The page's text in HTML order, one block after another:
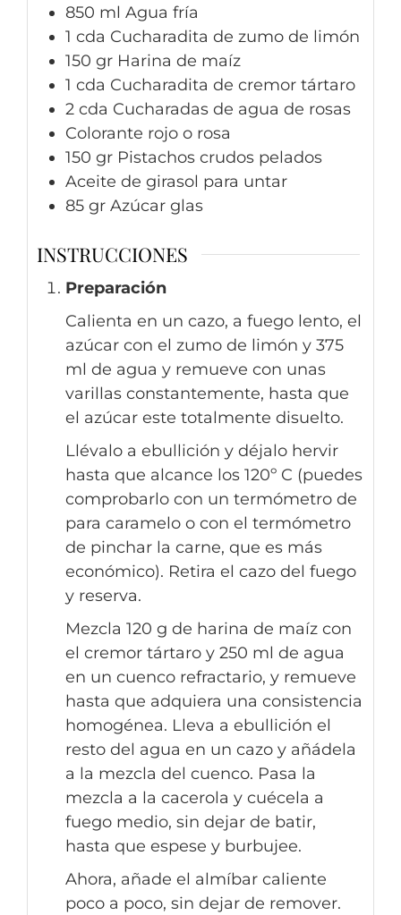
850 ml Agua fría
1 cda Cucharadita de zumo de limón
150 gr Harina de maíz
1 cda Cucharadita de cremor tártaro
2 cda Cucharadas de agua de rosas
Colorante rojo o rosa
150 gr Pistachos crudos pelados
Aceite de girasol para untar
85 gr Azúcar glas
INSTRUCCIONES
Preparación
Calienta en un cazo, a fuego lento, el
azúcar con el zumo de limón y 375
ml de agua y remueve con unas
varillas constantemente, hasta que
el azúcar este totalmente disuelto.
Llévalo a ebullición y déjalo hervir
hasta que alcance los 120º C (puedes
comprobarlo con un termómetro de
para caramelo o con el termómetro
de pinchar la carne, que es más
económico). Retira el cazo del fuego
y reserva.
Mezcla 120 g de harina de maíz con
el cremor tártaro y 250 ml de agua
en un cuenco refractario, y remueve
hasta que adquiera una consistencia
homogénea. Lleva a ebullición el
resto del agua en un cazo y añádela
a la mezcla del cuenco. Pasa la
mezcla a la cacerola y cuécela a
fuego medio, sin dejar de batir,
hasta que espese y burbujee.
Ahora, añade el almíbar caliente
poco a poco, sin dejar de remover.